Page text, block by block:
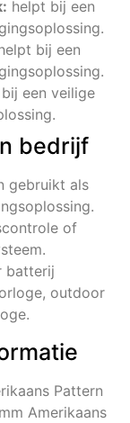
helpt bij een
bij een
een veilige
bedrijf
gebruikt als
of
batterij
outdoor
Pattern
Amerikaans